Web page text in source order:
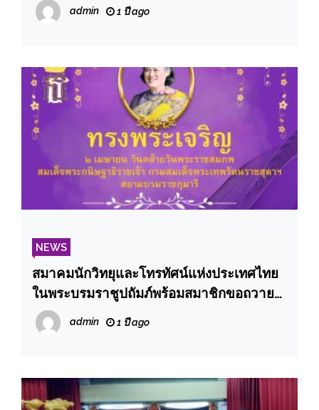
admin 1 ปี ago
NEWS
สมาคมนักวิทยุและโทรทัศน์แห่งประเทศไทย
ในพระบรมราชูปถัมภ์พร้อมสมาชิกขอถวาย
พระพรขอพระองค์ทรงพระเจริญ
admin 1 ปี ago